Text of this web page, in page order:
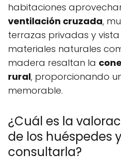
habitaciones
ventilación cruzada,
terrazas privadas y vista
materiales naturales
madera resaltan la
rural, proporcionando
memorable.
¿Cuál es la
de los huéspedes
consultarla?